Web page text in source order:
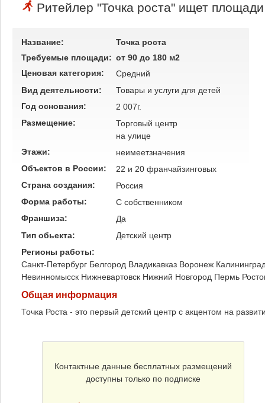
Ритейлер "Точка роста" ищет
Название:
Точка роста
Требуемые площади: от 90 до 180 м2
Ценовая категория:
Средний
Вид деятельности:
Товары и услуги для детей
Год основания:
2 007г.
Размещение:
Торговый центр
на улице
Этажи:
неимеетзначения
Объектов в России:
22 и 20 франчайзинговых
Страна создания:
Россия
Форма работы:
C собственником
Франшиза:
Да
Тип обьекта:
Детский центр
Регионы работы:
Санкт-Петербург Белгород Владикавказ Воронеж
Невинномысск Нижневартовск Нижний Новгород Пермь
Общая информация
Точка Роста - это первый детский центр с акцентом на
Контактные данные бесплатных размещений
доступны только по подписке